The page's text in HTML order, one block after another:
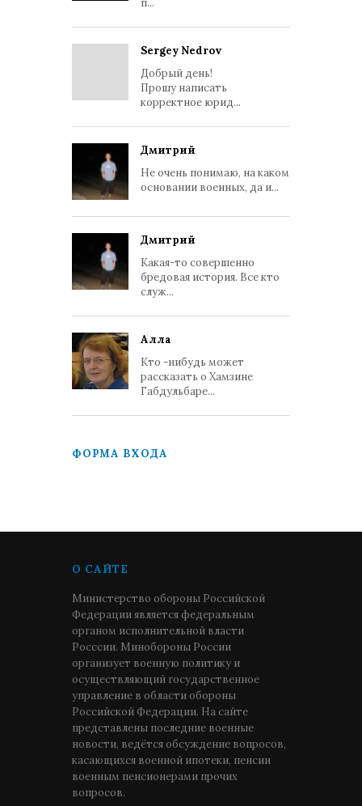
п...
Sergey Nedrov
Добрый день!
Прошу написать
корректное юрид...
Дмитрий
Не очень понимаю, на каком
основании военных, да и...
Дмитрий
Какая-то совершенно
бредовая история. Все кто
служ...
Алла
Кто -нибудь может
рассказать о Хамзине
Габдульбаре...
ФОРМА ВХОДА
О САЙТЕ
Министерство обороны Российской
Федерации является федеральным
органом исполнительной власти
Росссии. Минобороны России
организует военную политику и
осуществляющий государственное
управление в области обороны
Российской Федерации. На сайте
представлены последние военные
новости, ведётся обсуждение вопросов,
касающихся военной ипотеки, пенсии
военным пенсионерами прочих
вопросов.